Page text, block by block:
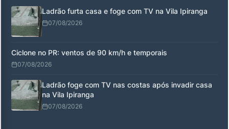
Ladrão furta casa e foge com TV na Vila Ipiranga
07/08/2026
Ciclone no PR: ventos de 90 km/h e temporais
07/08/2026
Ladrão foge com TV nas costas após invadir casa
na Vila Ipiranga
07/08/2026